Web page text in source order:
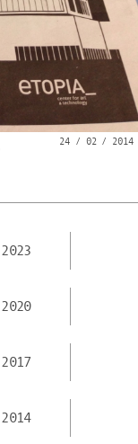
24 / 02 / 2014
2023
2020
2017
2014